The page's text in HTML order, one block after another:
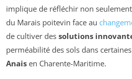
implique de réfléchir non
du Marais poitevin face au
de cultiver des solutions
perméabilité des sols dans
Anais en Charente-Maritime.